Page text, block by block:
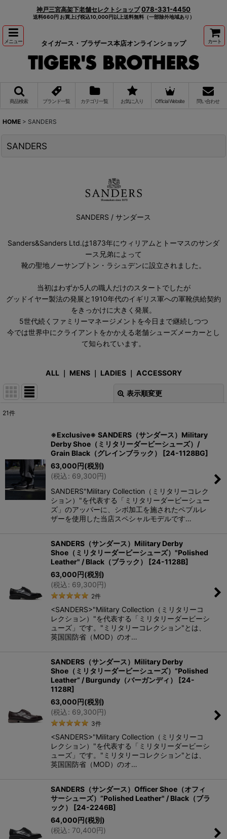
神戸三宮高架下老舗セレクトショップ 078-331-4450
送料660円 お買上げ税込10,000円以上送料無料（一部除外地域あり）
メニュー タイガース・ブラザース本店オンラインショップ カート
商品検索 ブランド一覧 カテゴリ一覧 お気に入り Official Website 問い合わせ
HOME > SANDERS
SANDERS
SANDERS / サンダース
Sanders&Sanders Ltd.は1873年にウィリアムとトーマスのサンダ
ース兄弟によって
靴の聖地ノーサンプトン・ラシュデンに設立されました。
当初はわずか5人の職人だけのスタートでしたが
グッドイヤー製法の発展と1910年代のイギリス軍への軍靴供給契約
をきっかけに大きく発展。
5世代続くファミリーマネージメントを今日まで継続しつつ
今では世界中にクライアントをかかえる老舗シューズメーカーとし
て知られています。
ALL｜ MENS｜ LADIES｜ ACCESSORY
表示順変更
在庫あり
絞り込む
21件
※Exclusive※ SANDERS（サンダース）Military
Derby Shoe（ミリタリーダービーシューズ）/
Grain Black（グレインブラック）
[24-1128BG]
63,000 円(税別)
(税込: 69,300 円 )
SANDERS"Military Collection（ミリタリーコレク
ション）"を代表する「ミリタリーダービーシュー
ズ」のアッパーに、シボ加工を施されたペブルレ
ザーを使用した当店スペシャルモデルです…
SANDERS（サンダース）Military Derby
Shoe（ミリタリーダービーシューズ）"Polished
Leather" / Black（ブラック）
[24-1128B]
63,000 円(税別)
(税込: 69,300 円 )
2件
<SANDERS>"Military Collection（ミリタリーコ
レクション）"を代表する「ミリタリーダービーシ
ューズ」です。"ミリタリーコレクション"とは、
英国国防省（MOD）のオ…
SANDERS（サンダース）Military Derby
Shoe（ミリタリーダービーシューズ）”Polished
Leather” / Burgundy（バーガンディ）
[24-
1128R]
63,000円(税別)
(税込: 69,300円)
3件
<SANDERS>"Military Collection（ミリタリーコ
レクション）"を代表する「ミリタリーダービーシ
ューズ」です。"ミリタリーコレクション"とは、
英国国防省（MOD）のオ…
SANDERS（サンダース）Officer Shoe（オフィ
サーシューズ）”Polished Leather" / Black（ブラ
ック）
[24-2246B]
64,000円(税別)
(税込: 70,400円)